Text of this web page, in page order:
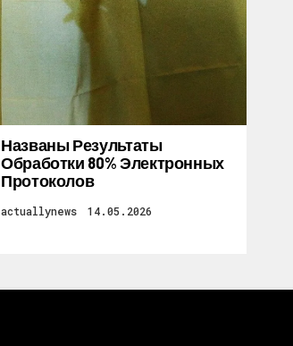
Названы Результаты
Обработки 80% Электронных
Протоколов
actuallynews 14.05.2026